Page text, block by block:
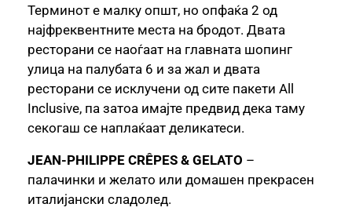
Терминот е малку општ, но опфаќа 2 од
најфреквентните места на бродот. Двата
ресторани се наоѓаат на главната шопинг
улица на палубата 6 и за жал и двата
ресторани се исклучени од сите пакети All
Inclusive, па затоа имајте предвид дека таму
секогаш се наплаќаат деликатеси.
JEAN-PHILIPPE CRÊPES & GELATO –
палачинки и желато или домашен прекрасен
италијански сладолед.